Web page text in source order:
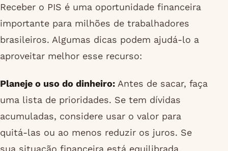
Receber o PIS é uma oportunidade financeira
importante para milhões de trabalhadores
brasileiros. Algumas dicas podem ajudá-lo a
aproveitar melhor esse recurso:
Planeje o uso do dinheiro: Antes de sacar, faça
uma lista de prioridades. Se tem dívidas
acumuladas, considere usar o valor para
quitá-las ou ao menos reduzir os juros. Se
sua situação financeira está equilibrada,